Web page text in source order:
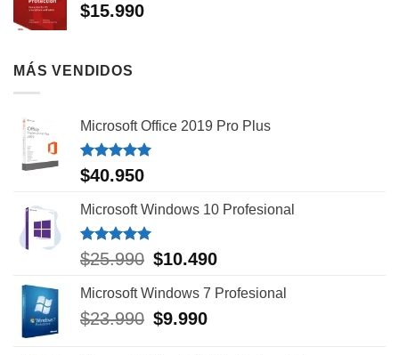
$15.990
MÁS VENDIDOS
Microsoft Office 2019 Pro Plus
Valorado
con5.00
$40.950
Microsoft Windows 10 Profesional
Valorado
con5.00
$25.990 El
original
era:
$25.990.
$10.490El
actual
Microsoft Windows 7 Profesional
$23.990 El
$9.990El